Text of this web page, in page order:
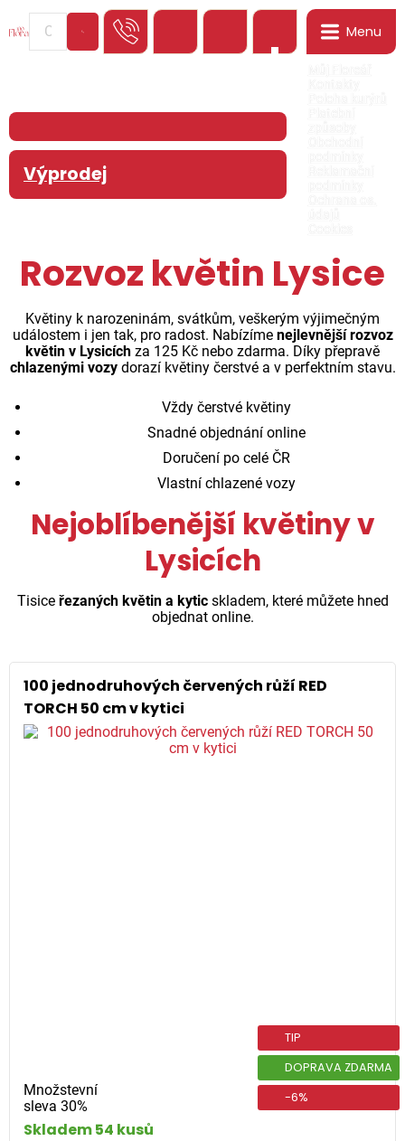
Menu
Výprodej
Rozvoz květin Lysice
Květiny k narozeninám, svátkům, veškerým výjimečným
událostem i jen tak, pro radost. Nabízíme nejlevnější rozvoz
květin v Lysicích za 125 Kč nebo zdarma. Díky přepravě
chlazenými vozydorazí květiny čerstvé a v perfektním stavu.
Vždy čerstvé květiny
Snadné objednání online
Doručení po celé ČR
Vlastní chlazené vozy
Nejoblíbenější květiny v
Lysicích
Tisice řezaných květin a kyticskladem, které můžete hned
objednat online.
100 jednodruhových červených růží RED
TORCH 50 cm v kytici
Množstevní
sleva 30%
TIP
DOPRAVA ZDARMA
-6%
Skladem 54 kusů